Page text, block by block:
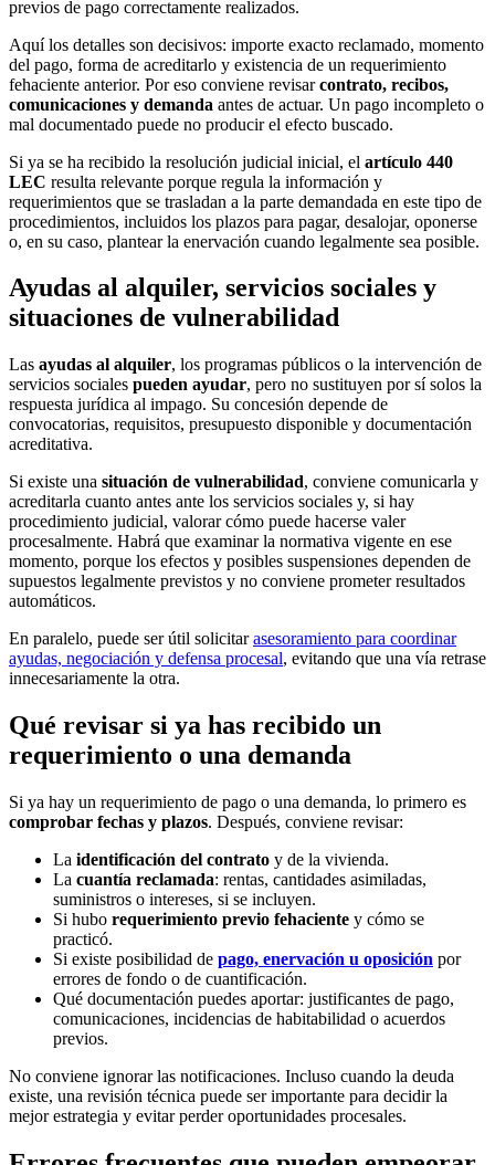
previos de pago correctamente realizados.
Aquí los detalles son decisivos: importe exacto reclamado, momento
del pago, forma de acreditarlo y existencia de un requerimiento
fehaciente anterior. Por eso conviene revisarcontrato, recibos,
comunicaciones y demanda antes de actuar. Un pago incompleto o
mal documentado puede no producir el efecto buscado.
Si ya se ha recibido la resolución judicial inicial, el artículo 440
LEC resulta relevante porque regula la información y
requerimientos que se trasladan a la parte demandada en este tipo de
procedimientos, incluidos los plazos para pagar, desalojar, oponerse
o, en su caso, plantear la enervación cuando legalmente sea posible.
Ayudas al alquiler, servicios sociales y
situaciones de vulnerabilidad
Las ayudas al alquiler, los programas públicos o la intervención de
servicios sociales pueden ayudar, pero no sustituyen por sí solos la
respuesta jurídica al impago. Su concesión depende de
convocatorias, requisitos, presupuesto disponible y documentación
acreditativa.
Si existe una situación de vulnerabilidad, conviene comunicarla y
acreditarla cuanto antes ante los servicios sociales y, si hay
procedimiento judicial, valorar cómo puede hacerse valer
procesalmente. Habrá que examinar la normativa vigente en ese
momento, porque los efectos y posibles suspensiones dependen de
supuestos legalmente previstos y no conviene prometer resultados
automáticos.
En paralelo, puede ser útil solicitarasesoramiento para coordinar
ayudas, negociación y defensa procesal, evitando que una vía retrase
innecesariamente la otra.
Qué revisar si ya has recibido un
requerimiento o una demanda
Si ya hay un requerimiento de pago o una demanda, lo primero es
comprobar fechas y plazos. Después, conviene revisar:
La identificación del contrato y de la vivienda.
La cuantía reclamada: rentas, cantidades asimiladas,
suministros o intereses, si se incluyen.
Si hubo requerimiento previo fehaciente y cómo se
practicó.
Si existe posibilidad de pago, enervación u oposición por
errores de fondo o de cuantificación.
Qué documentación puedes aportar: justificantes de pago,
comunicaciones, incidencias de habitabilidad o acuerdos
previos.
No conviene ignorar las notificaciones. Incluso cuando la deuda
existe, una revisión técnica puede ser importante para decidir la
mejor estrategia y evitar perder oportunidades procesales.